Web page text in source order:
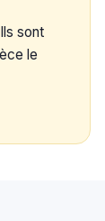
sont
le